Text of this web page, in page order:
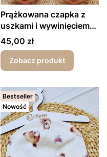
Prążkowana czapka z
uszkami i wywinięciem
DUŻO KOLORÓW
Cena
45,00 zł
Zobacz produkt
Bestseller
Nowość